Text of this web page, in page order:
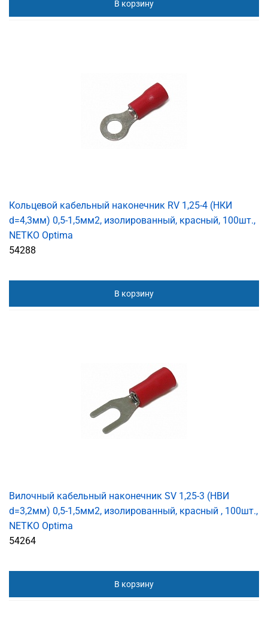
В корзину
Кольцевой кабельный наконечник RV 1,25-4 (НКИ
d=4,3мм) 0,5-1,5мм2, изолированный, красный, 100шт.,
NETKO Optima
54288
В корзину
Вилочный кабельный наконечник SV 1,25-3 (НВИ
d=3,2мм) 0,5-1,5мм2, изолированный, красный , 100шт.,
NETKO Optima
54264
В корзину